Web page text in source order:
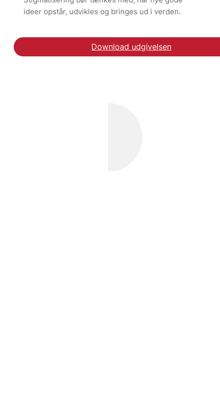
ideer opstår, udvikles og bringes ud i verden.
Download udgivelsen
Læs debatindlægget